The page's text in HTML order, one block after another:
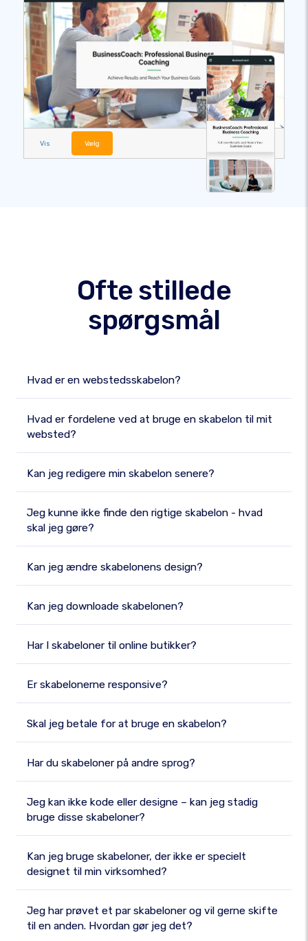
Vis Vælg
Ofte stillede
spørgsmål
Hvad er en webstedsskabelon?
Hvad er fordelene ved at bruge en skabelon til mit
websted?
Kan jeg redigere min skabelon senere?
Jeg kunne ikke finde den rigtige skabelon - hvad
skal jeg gøre?
Kan jeg ændre skabelonens design?
Kan jeg downloade skabelonen?
Har I skabeloner til online butikker?
Er skabelonerne responsive?
Skal jeg betale for at bruge en skabelon?
Har du skabeloner på andre sprog?
Jeg kan ikke kode eller designe – kan jeg stadig
bruge disse skabeloner?
Kan jeg bruge skabeloner, der ikke er specielt
designet til min virksomhed?
Jeg har prøvet et par skabeloner og vil gerne skifte
til en anden. Hvordan gør jeg det?